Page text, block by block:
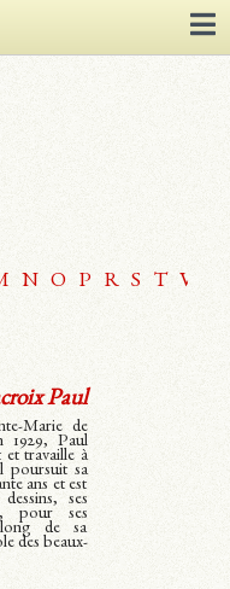
N O P R S T V
Paul
Marie de
1929, Paul
travaille à
poursuit sa
ans et est
ses
pour ses
de sa
des beaux-